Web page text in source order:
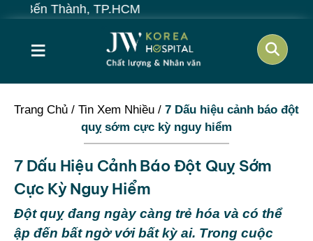
≡
Trang Chủ / Tin Xem Nhiều / 7 Dấu hiệu cảnh báo đột
quỵ sớm cực kỳ nguy hiểm
7 Dấu Hiệu Cảnh Báo Đột Quỵ Sớm
Cực Kỳ Nguy Hiểm
Đột quỵ đang ngày càng trẻ hóa và có thể
ập đến bất ngờ với bất kỳ ai. Trong cuộc